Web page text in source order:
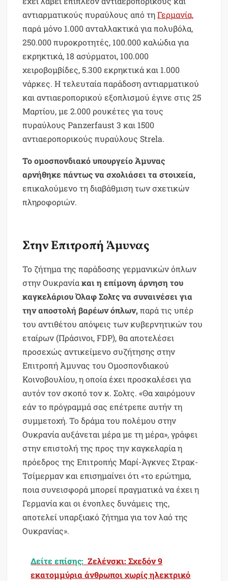
αντιαρματικούς πυραύλους από τηΓερμανία,
παρά μόνο 1.000 ανταλλακτικά για πολυβόλα,
250.000 πυροκροτητές, 100.000 καλώδια για
εκρηκτικά, 18 ασύρματοι, 100.000
χειροβομβίδες, 5.300 εκρηκτικά και 1.000
νάρκες. Η τελευταία παράδοση αντιαρματικού
και αντιαεροπορικού εξοπλισμού έγινε στις 25
Μαρτίου, με 2.000 ρουκέτες για τους
πυραύλους Panzerfaust 3 και 1500
αντιαεροπορικούς πυραύλους Strela.
Το ομοσπονδιακό υπουργείο Άμυνας
αρνήθηκε πάντως να σχολιάσει τα στοιχεία,
επικαλούμενο τη διαβάθμιση των σχετικών
πληροφοριών.
Στην Επιτροπή Άμυνας
Το ζήτημα της παράδοσης γερμανικών όπλων
στην Ουκρανίακαι η επίμονη άρνηση του
καγκελάριου Όλαφ Σολτς να συναινέσει για
την αποστολή βαρέων όπλων, παρά τις υπέρ
του αντιθέτου απόψεις των κυβερνητικών του
εταίρων (Πράσινοι, FDP), θα αποτελέσει
προσεχώς αντικείμενο συζήτησης στην
Επιτροπή Άμυνας του Ομοσπονδιακού
Κοινοβουλίου, η οποία έχει προσκαλέσει για
αυτόν τον σκοπό τον κ. Σολτς. «Θα χαιρόμουν
εάν το πρόγραμμά σας επέτρεπε αυτήν τη
συμμετοχή. Το δράμα του πολέμου στην
Ουκρανία αυξάνεται μέρα με τη μέρα», γράφει
στην επιστολή της προς την καγκελαρία η
πρόεδρος της Επιτροπής Μαρί-Άγκνες Στρακ-
Τσίμερμαν και επισημαίνει ότι «το ερώτημα,
ποια συνεισφορά μπορεί πραγματικά να έχει η
Γερμανία και οι ένοπλες δυνάμεις της,
αποτελεί υπαρξιακό ζήτημα για τον λαό της
Ουκρανίας».
Δείτε επίσης: Ζελένσκι: Σχεδόν 9
εκατομμύρια άνθρωποι χωρίς ηλεκτρικό